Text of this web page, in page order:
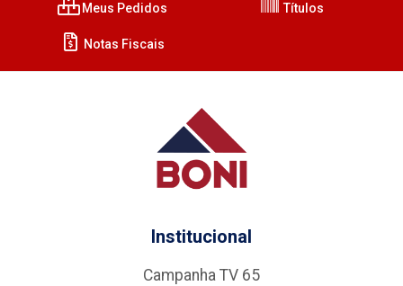
Meus Pedidos Títulos
Notas Fiscais
Institucional
Campanha TV 65